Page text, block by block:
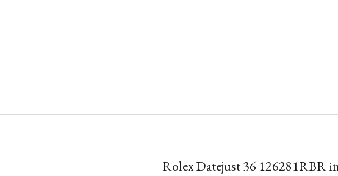
Rolex Datejust 36 126281RBR